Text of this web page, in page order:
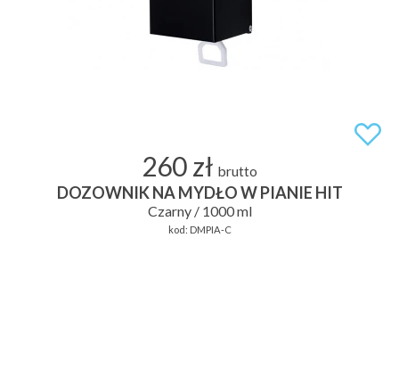
260 zł brutto
DOZOWNIK NA MYDŁO W PIANIE HIT
Czarny / 1000 ml
kod: DMPIA-C